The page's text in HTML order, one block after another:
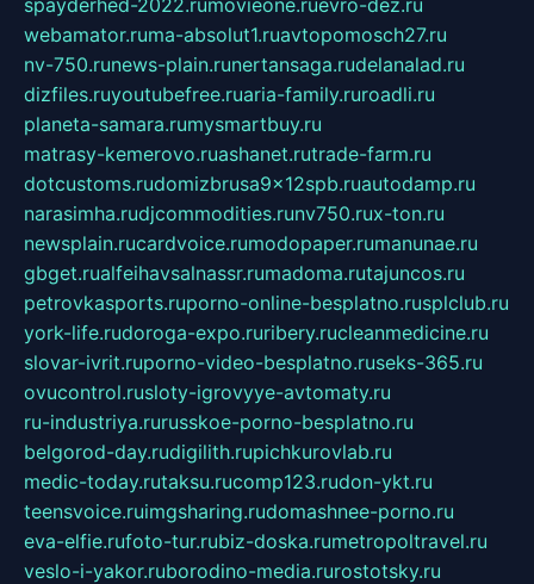
webamator.ruma-absolut1.ruavtopomosch27.ru
nv-750.runews-plain.runertansaga.rudelanalad.ru
dizfiles.ruyoutubefree.ruaria-family.ruroadli.ru
planeta-samara.rumysmartbuy.ru
matrasy-kemerovo.ruashanet.rutrade-farm.ru
dotcustoms.rudomizbrusa9x12spb.ruautodamp.ru
narasimha.rudjcommodities.runv750.rux-ton.ru
newsplain.rucardvoice.rumodopaper.rumanunae.ru
gbget.rualfeihavsalnassr.rumadoma.rutajuncos.ru
petrovkasports.ruporno-online-besplatno.rusplclub.ru
york-life.rudoroga-expo.ruribery.rucleanmedicine.ru
slovar-ivrit.ruporno-video-besplatno.ruseks-365.ru
ovucontrol.rusloty-igrovyye-avtomaty.ru
ru-industriya.rurusskoe-porno-besplatno.ru
belgorod-day.rudigilith.rupichkurovlab.ru
medic-today.rutaksu.rucomp123.rudon-ykt.ru
teensvoice.ruimgsharing.rudomashnee-porno.ru
eva-elfie.rufoto-tur.rubiz-doska.rumetropoltravel.ru
veslo-i-yakor.ruborodino-media.rurostotsky.ru